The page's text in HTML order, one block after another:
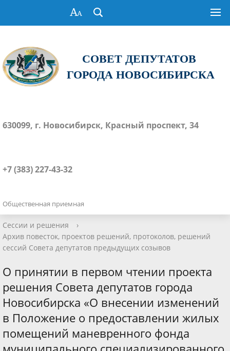
СОВЕТ ДЕПУТАТОВ
ГОРОДА НОВОСИБИРСКА
630099, г. Новосибирск, Красный проспект, 34
+7 (383) 227-43-32
Общественная приемная
Сессии и решения
›
Архив повесток, проектов решений, протоколов, решений
сессий Совета депутатов предыдущих созывов
О принятии в первом чтении проекта
решения Совета депутатов города
Новосибирска «О внесении изменений
в Положение о предоставлении жилых
помещений маневренного фонда